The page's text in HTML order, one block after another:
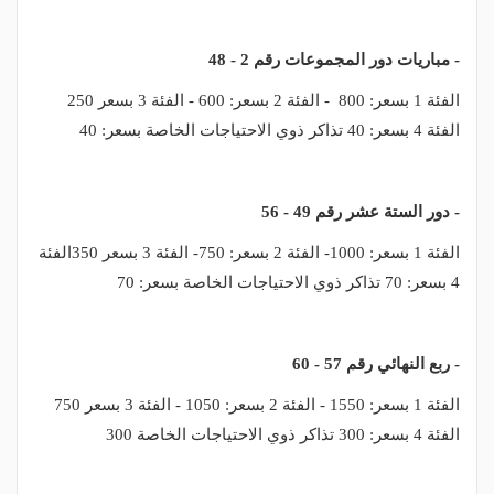
- مباريات دور المجموعات رقم 2 - 48
الفئة 1 بسعر: 800 - الفئة 2 بسعر: 600 - الفئة 3 بسعر 250
الفئة 4 بسعر: 40 تذاكر ذوي الاحتياجات الخاصة بسعر: 40
- دور الستة عشر رقم 49 - 56
الفئة 1 بسعر: 1000- الفئة 2 بسعر: 750- الفئة 3 بسعر 350الفئة
4 بسعر: 70 تذاكر ذوي الاحتياجات الخاصة بسعر: 70
- ربع النهائي رقم 57 - 60
الفئة 1 بسعر: 1550 - الفئة 2 بسعر: 1050 - الفئة 3 بسعر 750
الفئة 4 بسعر: 300 تذاكر ذوي الاحتياجات الخاصة 300